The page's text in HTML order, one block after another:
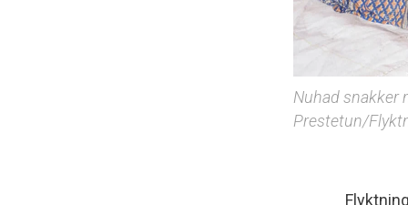
Nuhad snakker
Prestetun/